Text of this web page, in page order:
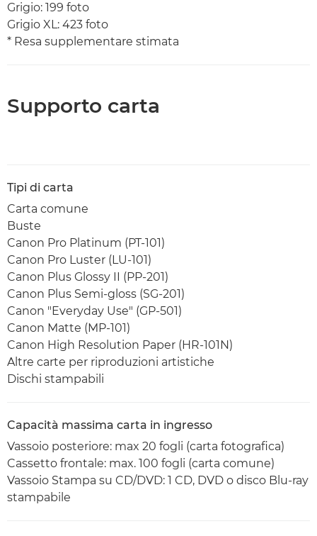
Grigio: 199 foto
Grigio XL: 423 foto
* Resa supplementare stimata
Supporto carta
Tipi di carta
Carta comune
Buste
Canon Pro Platinum (PT-101)
Canon Pro Luster (LU-101)
Canon Plus Glossy II (PP-201)
Canon Plus Semi-gloss (SG-201)
Canon "Everyday Use" (GP-501)
Canon Matte (MP-101)
Canon High Resolution Paper (HR-101N)
Altre carte per riproduzioni artistiche
Dischi stampabili
Capacità massima carta in ingresso
Vassoio posteriore: max 20 fogli (carta fotografica)
Cassetto frontale: max. 100 fogli (carta comune)
Vassoio Stampa su CD/DVD: 1 CD, DVD o disco Blu-ray
stampabile